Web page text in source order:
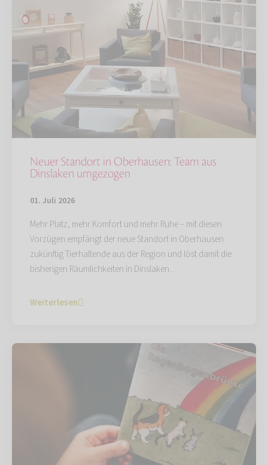
Neuer Standort in Oberhausen: Team aus
Dinslaken umgezogen
01. Juli 2026
Mehr Platz, mehr Komfort und mehr Ruhe – mit diesen
Vorzügen empfängt der neue Standort in Oberhausen
zukünftig Tierhaltende aus der Region und löst damit die
bisherigen Räumlichkeiten in Dinslaken…
Weiterlesen